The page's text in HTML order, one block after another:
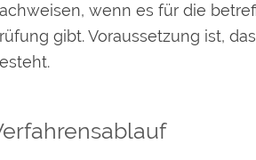
wenn es für die
gibt. Voraussetzung ist,